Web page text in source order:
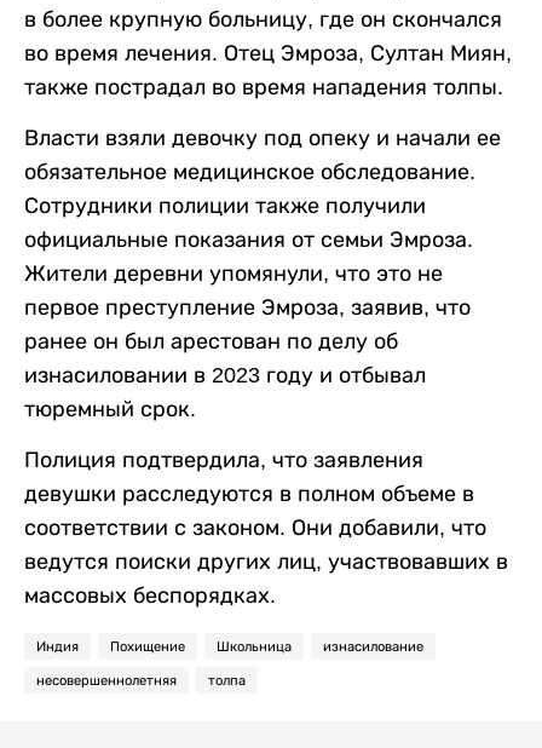
в более крупную больницу, где он скончался
во время лечения. Отец Эмроза, Султан Миян,
также пострадал во время нападения толпы.
Власти взяли девочку под опеку и начали ее
обязательное медицинское обследование.
Сотрудники полиции также получили
официальные показания от семьи Эмроза.
Жители деревни упомянули, что это не
первое преступление Эмроза, заявив, что
ранее он был арестован по делу об
изнасиловании в 2023 году и отбывал
тюремный срок.
Полиция подтвердила, что заявления
девушки расследуются в полном объеме в
соответствии с законом. Они добавили, что
ведутся поиски других лиц, участвовавших в
массовых беспорядках.
Индия Похищение Школьница изнасилование
несовершеннолетняя толпа